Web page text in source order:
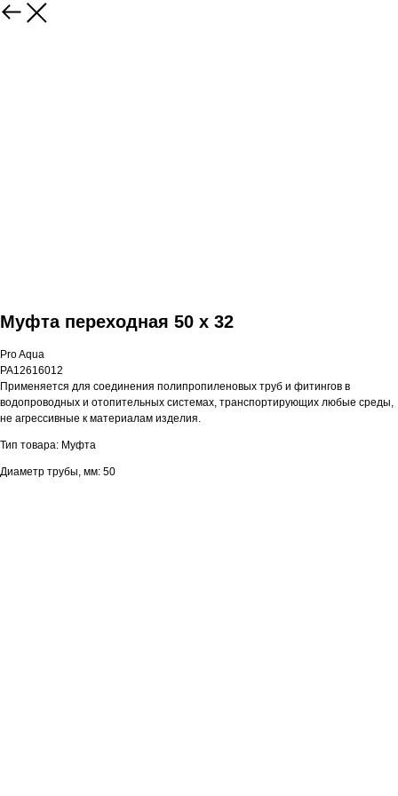
Муфта переходная 50 x 32
Pro Aqua
PA12616012
Применяется для соединения полипропиленовых труб и фитингов в
водопроводных и отопительных системах, транспортирующих любые среды,
не агрессивные к материалам изделия.
Тип товара: Муфта
Диаметр трубы, мм: 50